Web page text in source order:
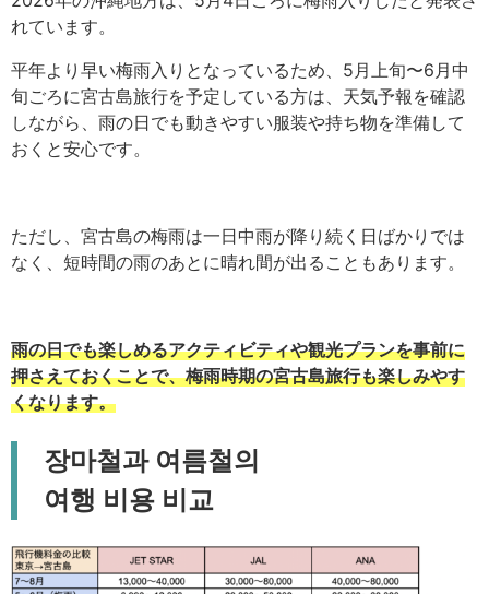
れています。
平年より早い梅雨入りとなっているため、5月上旬〜6月中
旬ごろに宮古島旅行を予定している方は、天気予報を確認
しながら、雨の日でも動きやすい服装や持ち物を準備して
おくと安心です。
ただし、宮古島の梅雨は一日中雨が降り続く日ばかりでは
なく、短時間の雨のあとに晴れ間が出ることもあります。
雨の日でも楽しめるアクティビティや観光プランを事前に
押さえておくことで、梅雨時期の宮古島旅行も楽しみやす
くなります。
장마철과 여름철의
여행 비용 비교